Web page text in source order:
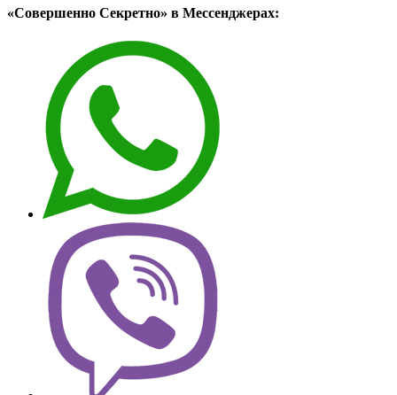
«Совершенно Секретно» в Мессенджерах: